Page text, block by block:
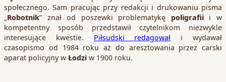
społecznego. Sam pracując przy redakcji i drukowaniu pisma
Robotnik” znał od poszewki problematykę poligrafii i w
kompetentny sposób przedstawił czytelnikom niezwykle
interesujące kwestie. Piłsudski redagował i wydawał
czasopismo od 1984 roku aż do aresztowania przez carski
aparat policyjny w Łodzi w 1900 roku.